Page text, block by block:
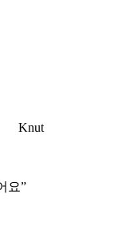
Knut
요”